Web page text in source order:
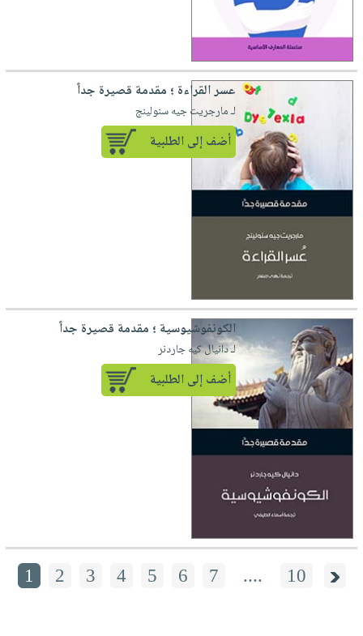
عسر القراءة ؛ مقدمة قصيرة جداً
لـ مارجريت جيه سنولينج
أضف إلى الطلبية
الكونفوشيوسية ؛ مقدمة قصيرة جداً
لـ دانيال كيه جاردنر
أضف إلى الطلبية
1 2 3 4 5 6 7 .... 10